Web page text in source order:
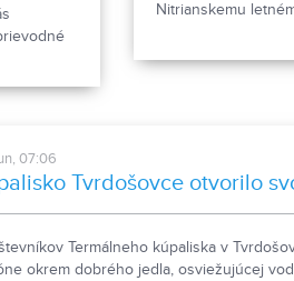
Nitrianskemu
07:06
Tvrdošovce otvorilo
Termálneho kúpaliska v
okrem dobrého jedla, osviežujúcej